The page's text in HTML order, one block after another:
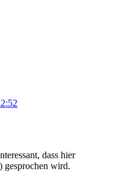
dass hier
gesprochen wird.